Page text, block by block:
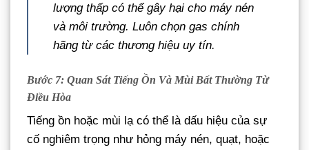
lượng thấp có thể gây hại cho máy nén
và môi trường. Luôn chọn gas chính
hãng từ các thương hiệu uy tín.
Bước 7: Quan Sát Tiếng Ồn Và Mùi Bất Thường Từ
Điều Hòa
Tiếng ồn hoặc mùi lạ có thể là dấu hiệu của sự
cố nghiêm trọng như hỏng máy nén, quạt, hoặc